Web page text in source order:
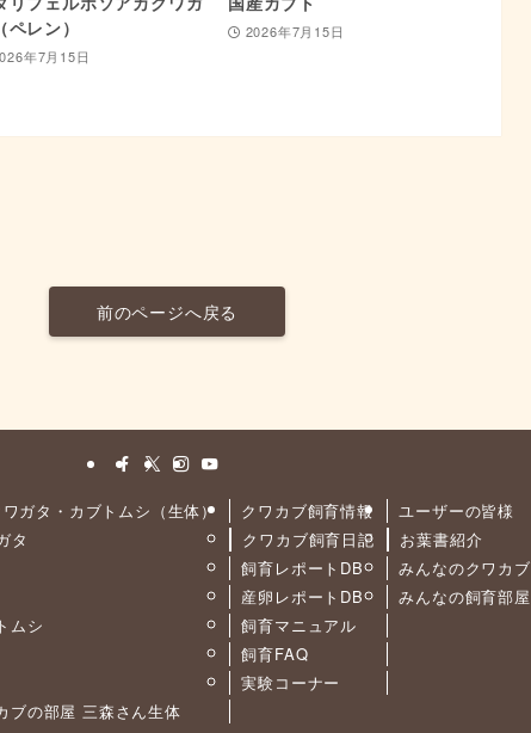
ペレン）
年7月15日
2026年7月15日
前のページへ戻る
ワガタ・カブトムシ（生体）
タ
ムシ
ブの部屋 三森さん生体
クワカブ飼育情報
クワカブ飼育日記
飼育レポートDB
産卵レポートDB
飼育マニュアル
飼育FAQ
実験コーナー
ユーザーの皆様
お葉書紹介
みんなのクワカブ
みんなの飼育部屋